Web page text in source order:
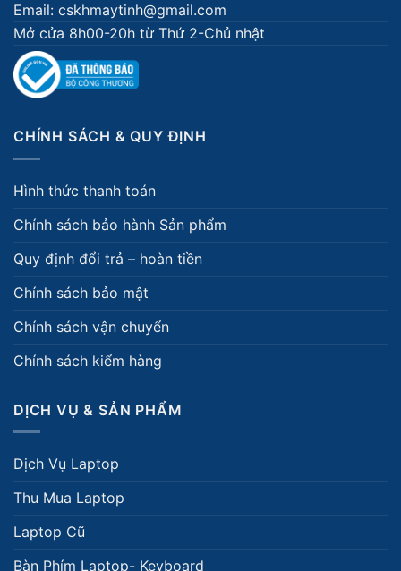
Email: cskhmaytinh@gmail.com
Mở cửa 8h00-20h từ Thứ 2-Chủ nhật
CHÍNH SÁCH & QUY ĐỊNH
Hình thức thanh toán
Chính sách bảo hành Sản phẩm
Quy định đổi trả – hoàn tiền
Chính sách bảo mật
Chính sách vận chuyển
Chính sách kiểm hàng
DỊCH VỤ & SẢN PHẨM
Dịch Vụ Laptop
Thu Mua Laptop
Laptop Cũ
Bàn Phím Laptop- Keyboard